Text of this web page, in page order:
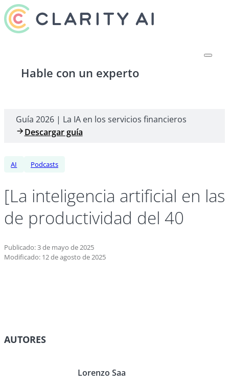
Hable con un experto
Guía 2026 | La IA en los servicios financieros
Descargar guía
AI Podcasts
[La inteligencia artificial en
de productividad del 40
Publicado: 3 de mayo de 2025
Modificado: 12 de agosto de 2025
AUTORES
Lorenzo Saa